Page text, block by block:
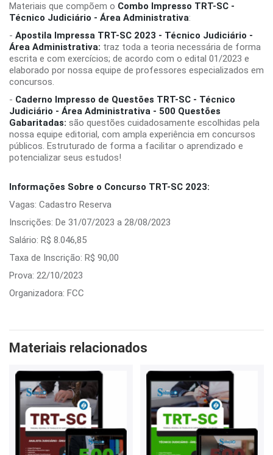
Materiais que compõem o Combo Impresso TRT-SC -
Técnico Judiciário - Área Administrativa:
- Apostila Impressa TRT-SC 2023 - Técnico Judiciário -
Área Administrativa: traz toda a teoria necessária de forma
escrita e com exercícios; de acordo com o edital 01/2023 e
elaborado por nossa equipe de professores especializados em
concursos.
- Caderno Impresso de Questões TRT-SC - Técnico
Judiciário - Área Administrativa - 500 Questões
Gabaritadas: são questões cuidadosamente escolhidas pela
nossa equipe editorial, com ampla experiência em concursos
públicos. Estruturado de forma a facilitar o aprendizado e
potencializar seus estudos!
Informações Sobre o Concurso TRT-SC 2023:
Vagas: Cadastro Reserva
Inscrições: De 31/07/2023 a 28/08/2023
Salário: R$ 8.046,85
Taxa de Inscrição: R$ 90,00
Prova: 22/10/2023
Organizadora: FCC
Materiais relacionados